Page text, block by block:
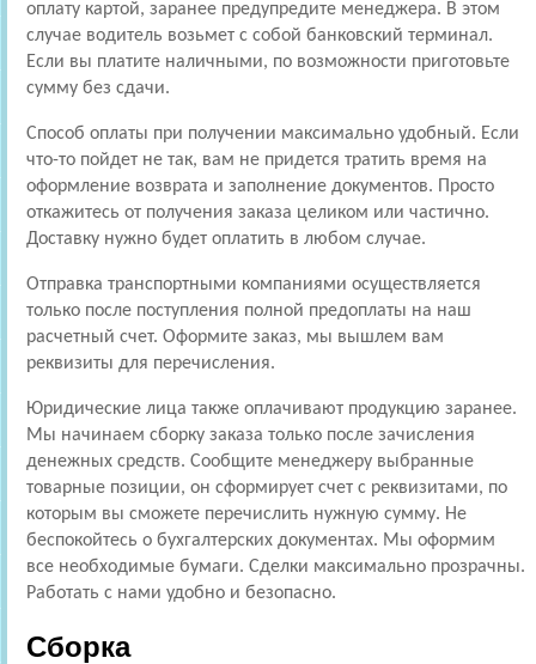
оплату картой, заранее предупредите менеджера. В этом
случае водитель возьмет с собой банковский терминал.
Если вы платите наличными, по возможности приготовьте
сумму без сдачи.
Способ оплаты при получении максимально удобный. Если
что-то пойдет не так, вам не придется тратить время на
оформление возврата и заполнение документов. Просто
откажитесь от получения заказа целиком или частично.
Доставку нужно будет оплатить в любом случае.
Отправка транспортными компаниями осуществляется
только после поступления полной предоплаты на наш
расчетный счет. Оформите заказ, мы вышлем вам
реквизиты для перечисления.
Юридические лица также оплачивают продукцию заранее.
Мы начинаем сборку заказа только после зачисления
денежных средств. Сообщите менеджеру выбранные
товарные позиции, он сформирует счет с реквизитами, по
которым вы сможете перечислить нужную сумму. Не
беспокойтесь о бухгалтерских документах. Мы оформим
все необходимые бумаги. Сделки максимально прозрачны.
Работать с нами удобно и безопасно.
Сборка